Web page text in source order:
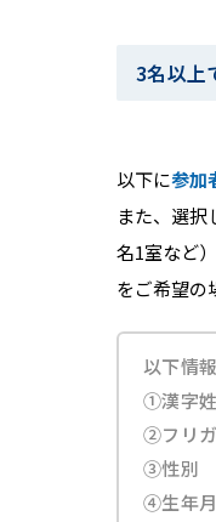
3名以上
以下に参加
また、選
名1室など
をご希望の